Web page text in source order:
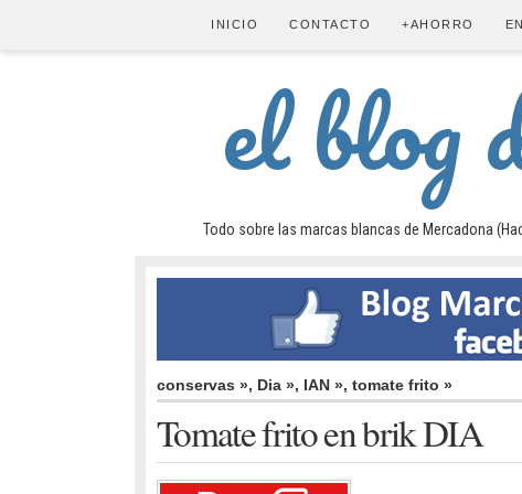
INICIO CONTACTO +AHORRO
el blog
Todo sobre las marcas blancas de Mercadona
conservas », Dia », IAN », tomate frito »
Tomate frito en brik DIA